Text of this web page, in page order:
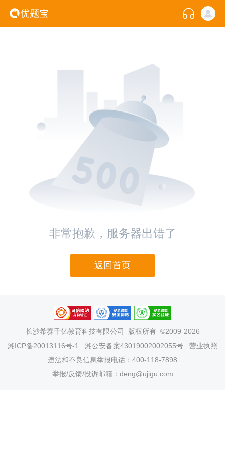
非常抱歉，服务器出错了
返回首页
长沙希赛千亿教育科技有限公司
版权所有 ©2009-2026
湘ICP备20013116号-1
湘公安备案43019002002055号
营业执照
违法和不良信息举报电话：400-118-7898
举报/反馈/投诉邮箱：deng@ujigu.com